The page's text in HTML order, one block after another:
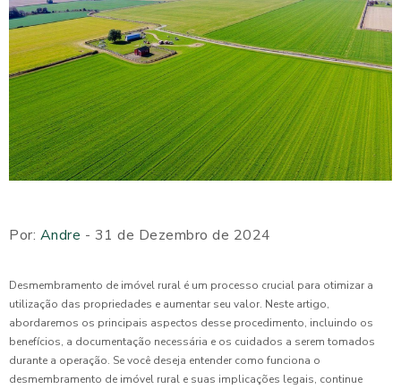
Por: Andre - 31 de Dezembro de 2024
Desmembramento de imóvel rural é um processo crucial para otimizar a
utilização das propriedades e aumentar seu valor. Neste artigo,
abordaremos os principais aspectos desse procedimento, incluindo os
benefícios, a documentação necessária e os cuidados a serem tomados
durante a operação. Se você deseja entender como funciona o
desmembramento de imóvel rural e suas implicações legais, continue